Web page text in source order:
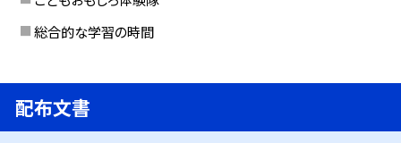
総合的な学習の時間
配布文書